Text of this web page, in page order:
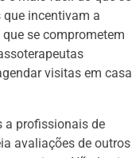
incentivam a
se comprometem
visitas em casa
a profissionais de
avaliações de outros